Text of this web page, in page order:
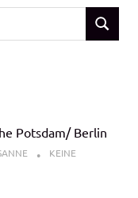
SUCHEN
Potsdam/ Berlin
KEINE